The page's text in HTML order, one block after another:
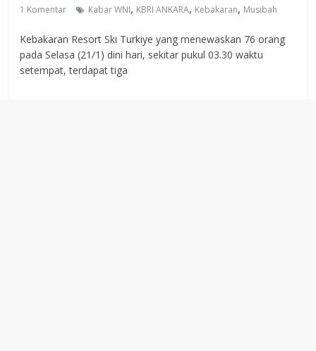
1 Komentar
Kabar WNI, KBRI ANKARA, Kebakaran, Musibah
Kebakaran Resort Ski Turkiye yang menewaskan 76 orang
pada Selasa (21/1) dini hari, sekitar pukul 03.30 waktu
setempat, terdapat tiga